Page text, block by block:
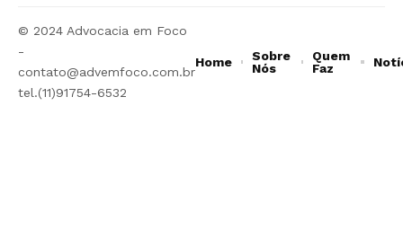
© 2024 Advocacia em Foco
-
contato@advemfoco.com.br
tel.(11)91754-6532
Home
Sobre
Nós
Quem
Faz